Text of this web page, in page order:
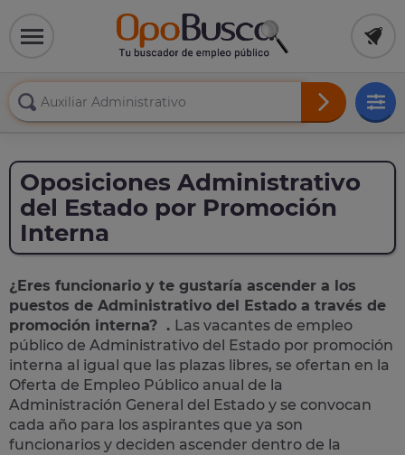
Oposiciones Administrativo
del Estado por Promoción
Interna
¿Eres funcionario y te gustaría ascender a los
puestos de Administrativo del Estado a través de
promoción interna? . Las vacantes de empleo
público de Administrativo del Estado por promoción
interna al igual que las plazas libres, se ofertan en la
Oferta de Empleo Público anual de la
Administración General del Estado y se convocan
cada año para los aspirantes que ya son
funcionarios y deciden ascender dentro de la